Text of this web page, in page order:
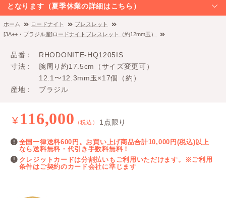
となります（夏季休業の詳細はこちら）
ホーム ロードナイト
ブレスレット
[3A++・ブラジル産]ロードナイトブレスレット（約12mm玉）
品番
RHODONITE-HQ1205IS
寸法
腕周り約17.5cm（サイズ変更可）
12.1〜12.3mm玉×17個（約）
産地
ブラジル
¥ 116,000 （税込） 1点限り
全国一律送料600円。お買い上げ商品合計10,000円(税込)以上
なら送料無料・代引き手数料無料！
クレジットカードは分割払いもご利用いただけます。※ご利用
条件はご契約のカード会社に準じます